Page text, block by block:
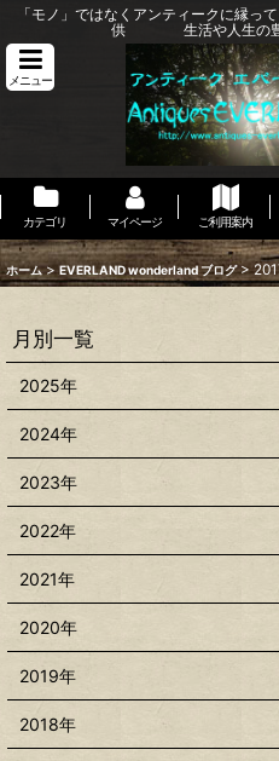
「モノ」ではなくアンティークに縁っ
供 生活や人生の豊
メニュー
カテゴリ マイページ ご利用案内
ホーム > EVERLAND wonderland ブログ >
月別一覧
2025年
2024年
2023年
2022年
2021年
2020年
2019年
2018年